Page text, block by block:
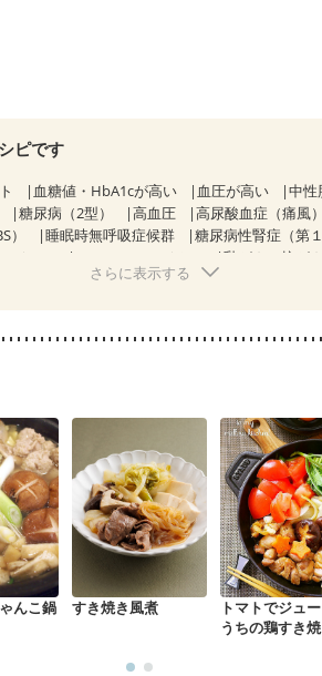
ピです
血糖値・HbA1cが高い 血圧が高い 中性
糖尿病（2型） 高血圧 高尿酸血症（痛風）
） 睡眠時無呼吸症候群
糖尿病性腎症（第
ジ１） CKD（ステージ２）
乳がん（抗が
放射線治療中） 乳がん治療を終えた方・経過観
関節リウマチ 乾癬 フレイル（年齢に合
さらに表示する
んこ鍋 すき焼き風煮
トマトでジュ
うちの鶏すき